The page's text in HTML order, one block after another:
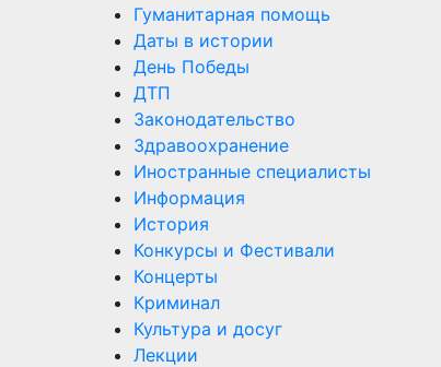
Гуманитарная помощь
Даты в истории
День Победы
ДТП
Законодательство
Здравоохранение
Иностранные специалисты
Информация
История
Конкурсы и Фестивали
Концерты
Криминал
Культура и досуг
Лекции